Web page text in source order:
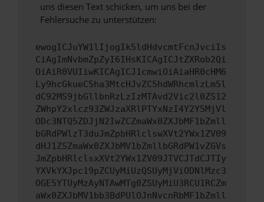
uns diesen Text schicken, um uns bei der
Fehlersuche zu unterstützen:
ewogICJuYW1lIjogIk5ldHdvcmtFcnJvciIs
CiAgImNvbmZpZyI6IHsKICAgICJtZXRob2Qi
OiAiR0VUIiwKICAgICJ1cmwiOiAiaHR0cHM6
Ly9hcGkueC5ha3MtcHJvZC5hdWRhcmlzLm5l
dC92MS9jbGllbnRzLzIzMTAvd2Vic2l0ZS12
ZWhpY2xlcz93ZWJzaXRlPTYxNzI4Y2Y5MjVl
ODc3NTQ5ZDJjN2IwZCZmaWx0ZXJbMF1bZmll
bGRdPWlzT3duJmZpbHRlclswXVt2YWx1ZV09
dHJ1ZSZmaWx0ZXJbMV1bZmllbGRdPW1vZGVs
JmZpbHRlclsxXVt2YWx1ZV09JTVCJTdCJTIy
YXVkYXJpc19pZCUyMiUzQSUyMjViODNlMzc3
OGE5YTUyMzAyNTAwMTg0ZSUyMiU3RCU1RCZm
aWx0ZXJbMV1bb3BdPUlOJnNvcnRbMF1bZmll